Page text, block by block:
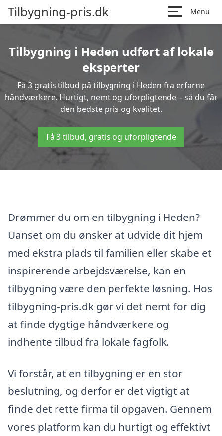
Tilbygning-pris.dk Menu
Tilbygning i Heden udført af lokale
eksperter
Få 3 gratis tilbud på tilbygning i Heden fra erfarne
håndværkere. Hurtigt, nemt og uforpligtende – så du får
den bedste pris og kvalitet.
Få 3 tilbud, gratis og uforpligtende
Drømmer du om en tilbygning i Heden?
Uanset om du ønsker at udvide dit hjem
med ekstra plads til familien eller skabe et
inspirerende arbejdsværelse, kan en
tilbygning være den perfekte løsning. Hos
tilbygning-pris.dk gør vi det nemt for dig
at finde dygtige håndværkere og
indhente tilbud fra lokale fagfolk.
Vi forstår, at en tilbygning er en stor
beslutning, og derfor er det vigtigt at
finde det rette firma til opgaven. Gennem
vores platform kan du hurtigt og effektivt